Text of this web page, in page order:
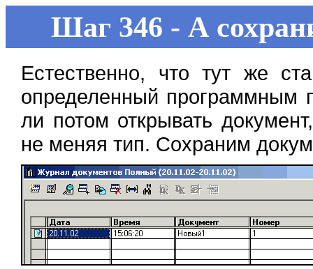
Шаг 346 - А
Естественно, что тут же
определенный программным
ли потом открывать
не меняя тип. Сохраним